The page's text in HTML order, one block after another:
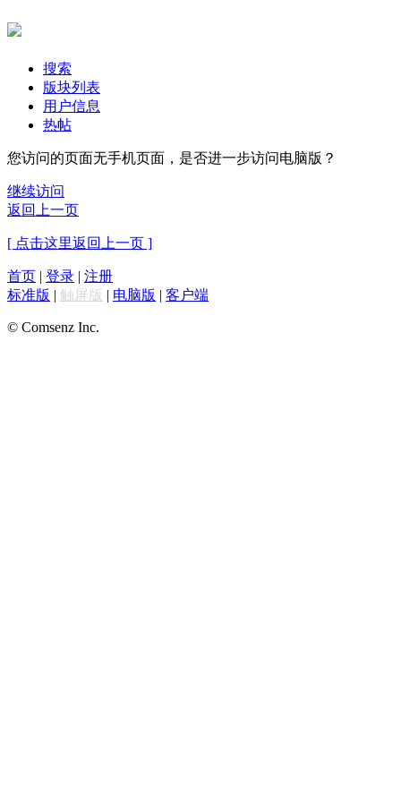
搜索
版块列表
用户信息
热帖
您访问的页面无手机页面，是否进一步访问电脑版？
继续访问
返回上一页
[ 点击这里返回上一页 ]
首页 | 登录 | 注册
标准版 | 触屏版 | 电脑版 | 客户端
© Comsenz Inc.